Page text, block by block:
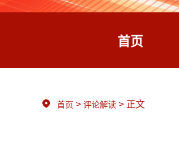
首页
首页 > 评论解读 > 正文